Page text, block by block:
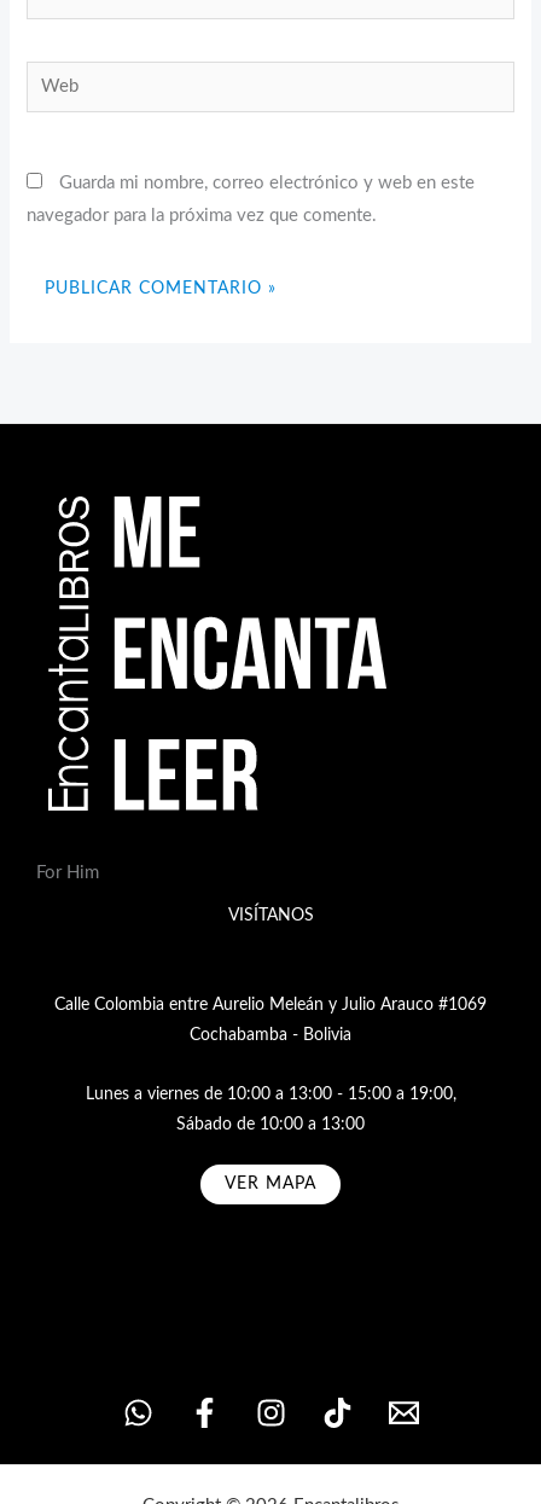
electrónico*
Web
Guarda mi nombre, correo electrónico y web en este
navegador para la próxima vez que comente.
For Him
VISÍTANOS
Calle Colombia entre Aurelio Meleán y Julio Arauco #1069
Cochabamba - Bolivia
Lunes a viernes de 10:00 a 13:00 - 15:00 a 19:00,
Sábado de 10:00 a 13:00
VER MAPA